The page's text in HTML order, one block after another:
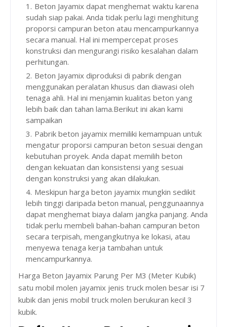
Beton Jayamix dapat menghemat waktu karena
sudah siap pakai. Anda tidak perlu lagi menghitung
proporsi campuran beton atau mencampurkannya
secara manual. Hal ini mempercepat proses
konstruksi dan mengurangi risiko kesalahan dalam
perhitungan.
Beton Jayamix diproduksi di pabrik dengan
menggunakan peralatan khusus dan diawasi oleh
tenaga ahli. Hal ini menjamin kualitas beton yang
lebih baik dan tahan lama.Berikut ini akan kami
sampaikan
Pabrik beton jayamix memiliki kemampuan untuk
mengatur proporsi campuran beton sesuai dengan
kebutuhan proyek. Anda dapat memilih beton
dengan kekuatan dan konsistensi yang sesuai
dengan konstruksi yang akan dilakukan.
Meskipun harga beton jayamix mungkin sedikit
lebih tinggi daripada beton manual, penggunaannya
dapat menghemat biaya dalam jangka panjang. Anda
tidak perlu membeli bahan-bahan campuran beton
secara terpisah, mengangkutnya ke lokasi, atau
menyewa tenaga kerja tambahan untuk
mencampurkannya.
Harga Beton Jayamix Parung Per M3 (Meter Kubik)
satu mobil molen jayamix jenis truck molen besar isi 7
kubik dan jenis mobil truck molen berukuran kecil 3
kubik.